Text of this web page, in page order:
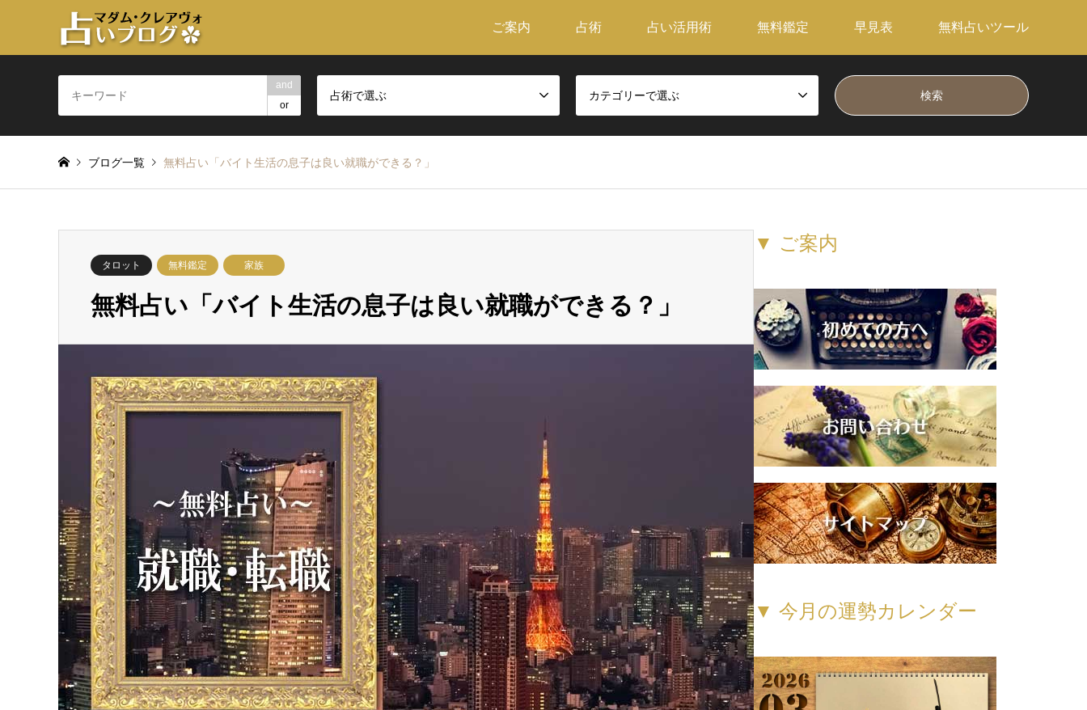
ご案内 占術 占い活用術 無料鑑定 早見表 無料占いツール
and
or
占術で選ぶ カテゴリーで選ぶ
ブログ一覧 無料占い「バイト生活の息子は良い就職ができる？」
タロット 無料鑑定 家族
無料占い「バイト生活の息子は良い就職ができる？」
▼ ご案内
▼ 今月の運勢カレンダー